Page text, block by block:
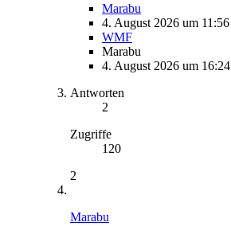
Marabu
4. August 2026 um 11:56
WMF
Marabu
4. August 2026 um 16:24
Antworten
2
Zugriffe
120
2
Marabu